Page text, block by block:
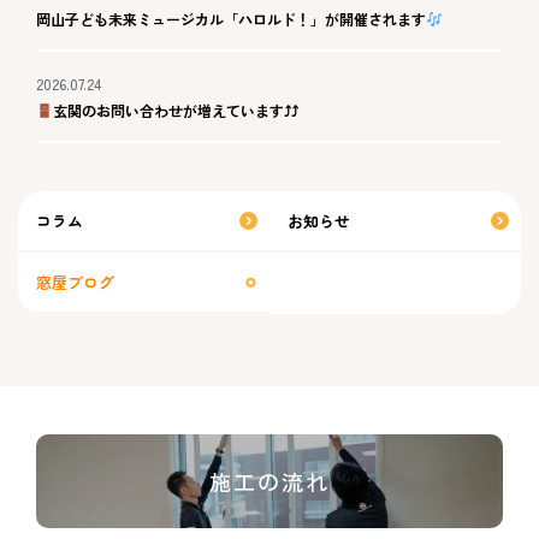
岡山子ども未来ミュージカル「ハロルド！」が開催されます
2026.07.24
玄関のお問い合わせが増えています⤴⤴
コラム お知らせ
窓屋ブログ
施工の流れ